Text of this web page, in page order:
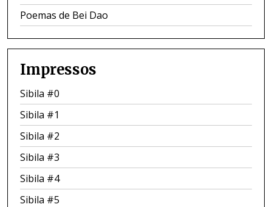
Poemas de Bei Dao
Impressos
Sibila #0
Sibila #1
Sibila #2
Sibila #3
Sibila #4
Sibila #5